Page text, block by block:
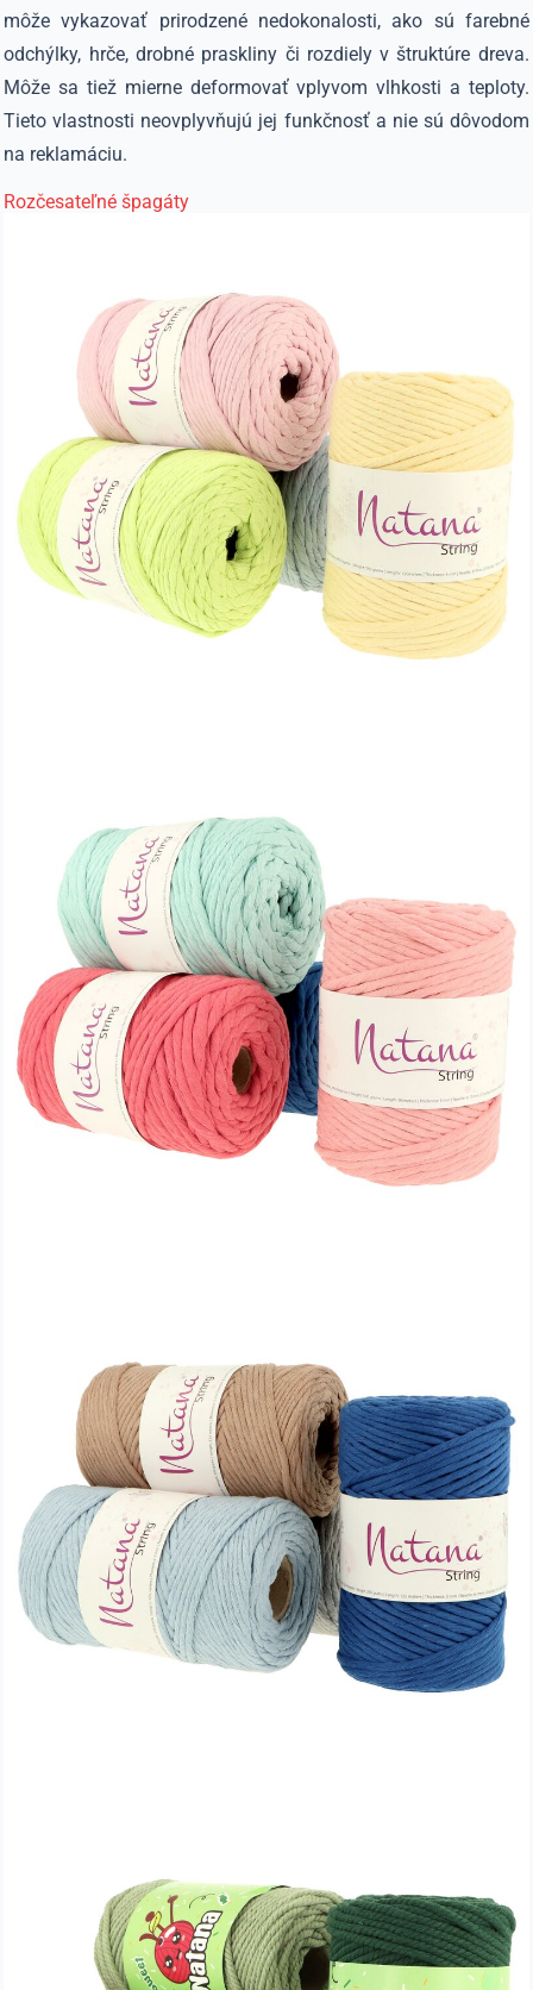
môže vykazovať prirodzené nedokonalosti, ako sú farebné
odchýlky, hrče, drobné praskliny či rozdiely v štruktúre dreva.
Môže sa tiež mierne deformovať vplyvom vlhkosti a teploty.
Tieto vlastnosti neovplyvňujú jej funkčnosť a nie sú dôvodom
na reklamáciu.
Rozčesateľné špagáty